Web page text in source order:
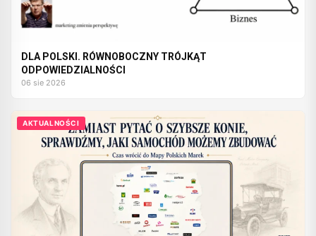
DLA POLSKI. RÓWNOBOCZNY TRÓJKĄT
ODPOWIEDZIALNOŚCI
06 sie 2026
AKTUALNOŚCI